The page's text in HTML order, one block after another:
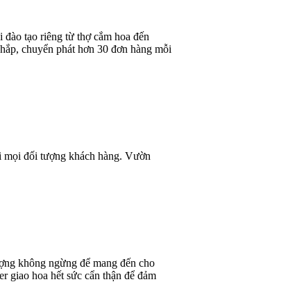
tạo riêng từ thợ cắm hoa đến
chuyển phát hơn 30 đơn hàng mỗi
đối tượng khách hàng. Vườn
không ngừng để mang đến cho
giao hoa hết sức cẩn thận để đảm